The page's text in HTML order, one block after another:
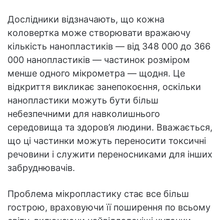
Дослідники відзначають, що кожна
коловертка може створювати вражаючу
кількість нанопластиків — від 348 000 до 366
000 нанопластиків — частинок розміром
менше одного мікрометра — щодня. Це
відкриття викликає занепокоєння, оскільки
нанопластики можуть бути більш
небезпечними для навколишнього
середовища та здоров’я людини. Вважається,
що ці частинки можуть переносити токсичні
речовини і служити переносниками для інших
забруднювачів.
Проблема мікропластику стає все більш
гострою, враховуючи її поширення по всьому